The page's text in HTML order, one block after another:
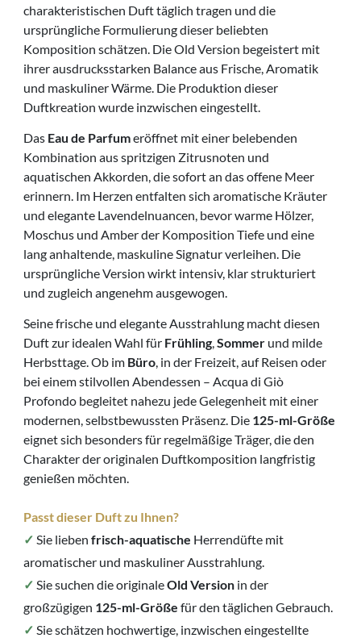
charakteristischen Duft täglich tragen und die
ursprüngliche Formulierung dieser beliebten
Komposition schätzen. Die Old Version begeistert mit
ihrer ausdrucksstarken Balance aus Frische, Aromatik
und maskuliner Wärme. Die Produktion dieser
Duftkreation wurde inzwischen eingestellt.
Das Eau de Parfumeröffnet mit einer belebenden
Kombination aus spritzigen Zitrusnoten und
aquatischen Akkorden, die sofort an das offene Meer
erinnern. Im Herzen entfalten sich aromatische Kräuter
und elegante Lavendelnuancen, bevor warme Hölzer,
Moschus und Amber der Komposition Tiefe und eine
lang anhaltende, maskuline Signatur verleihen. Die
ursprüngliche Version wirkt intensiv, klar strukturiert
und zugleich angenehm ausgewogen.
Seine frische und elegante Ausstrahlung macht diesen
Duft zur idealen Wahl für Frühling,Sommer und milde
Herbsttage. Ob im Büro, in der Freizeit, auf Reisen oder
bei einem stilvollen Abendessen – Acqua di Giò
Profondo begleitet nahezu jede Gelegenheit mit einer
modernen, selbstbewussten Präsenz. Die 125-ml-Größe
eignet sich besonders für regelmäßige Träger, die den
Charakter der originalen Duftkomposition langfristig
genießen möchten.
Passt dieser Duft zu Ihnen?
✓ Sie lieben frisch-aquatische Herrendüfte mit
aromatischer und maskuliner Ausstrahlung.
✓ Sie suchen die originaleOld Version in der
großzügigen 125-ml-Größe für den täglichen Gebrauch.
✓ Sie schätzen hochwertige, inzwischen eingestellte